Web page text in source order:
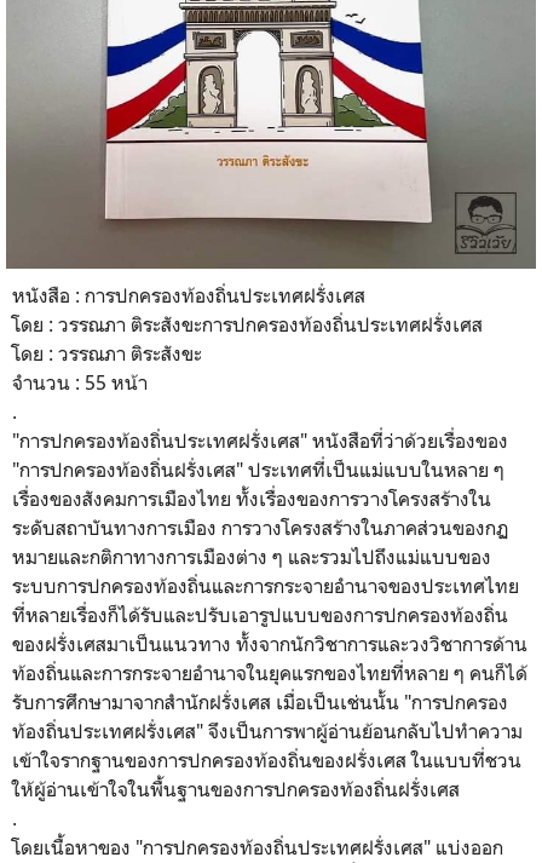
หนังสือ : การปกครองท้องถิ่นประเทศฝรั่งเศส
โดย : วรรณภา ติระสังขะการปกครองท้องถิ่นประเทศฝรั่งเศส
โดย : วรรณภา ติระสังขะ
จำนวน : 55 หน้า
.
"การปกครองท้องถิ่นประเทศฝรั่งเศส" หนังสือที่ว่าด้วยเรื่องของ
"การปกครองท้องถิ่นฝรั่งเศส" ประเทศที่เป็นแม่แบบในหลาย ๆ
เรื่องของสังคมการเมืองไทย ทั้งเรื่องของการวางโครงสร้างใน
ระดับสถาบันทางการเมือง การวางโครงสร้างในภาคส่วนของกฏ
หมายและกติกาทางการเมืองต่าง ๆ และรวมไปถึงแม่แบบของ
ระบบการปกครองท้องถิ่นและการกระจายอำนาจของประเทศไทย
ที่หลายเรื่องก็ได้รับและปรับเอารูปแบบของการปกครองท้องถิ่น
ของฝรั่งเศสมาเป็นแนวทาง ทั้งจากนักวิชาการและวงวิชาการด้าน
ท้องถิ่นและการกระจายอำนาจในยุคแรกของไทยที่หลาย ๆ คนก็ได้
รับการศึกษามาจากสำนักฝรั่งเศส เมื่อเป็นเช่นนั้น "การปกครอง
ท้องถิ่นประเทศฝรั่งเศส" จึงเป็นการพาผู้อ่านย้อนกลับไปทำความ
เข้าใจรากฐานของการปกครองท้องถิ่นของฝรั่งเศส ในแบบที่ชวน
ให้ผู้อ่านเข้าใจในพื้นฐานของการปกครองท้องถิ่นฝรั่งเศส
.
โดยเนื้อหาของ "การปกครองท้องถิ่นประเทศฝรั่งเศส" แบ่งออก